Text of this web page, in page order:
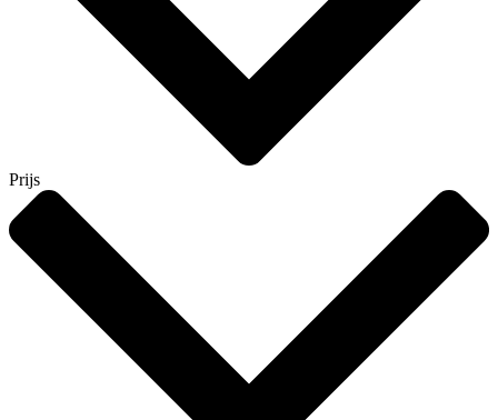
Prijs